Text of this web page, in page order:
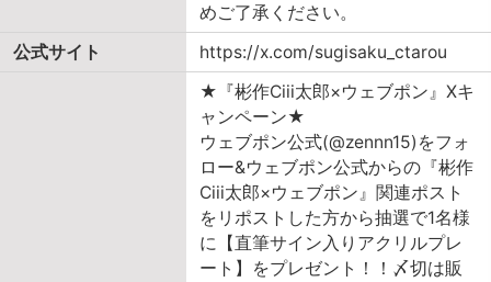
めご了承ください。
公式サイト
https://x.com/sugisaku_ctarou
★『彬作Ciii太郎×ウェブポン』Xキ
ャンペーン★
ウェブポン公式(@zennn15)をフォ
ロー&ウェブポン公式からの『彬作
Ciii太郎×ウェブポン』関連ポスト
をリポストした方から抽選で1名様
に【直筆サイン入りアクリルプレ
ート】をプレゼント！！〆切は販